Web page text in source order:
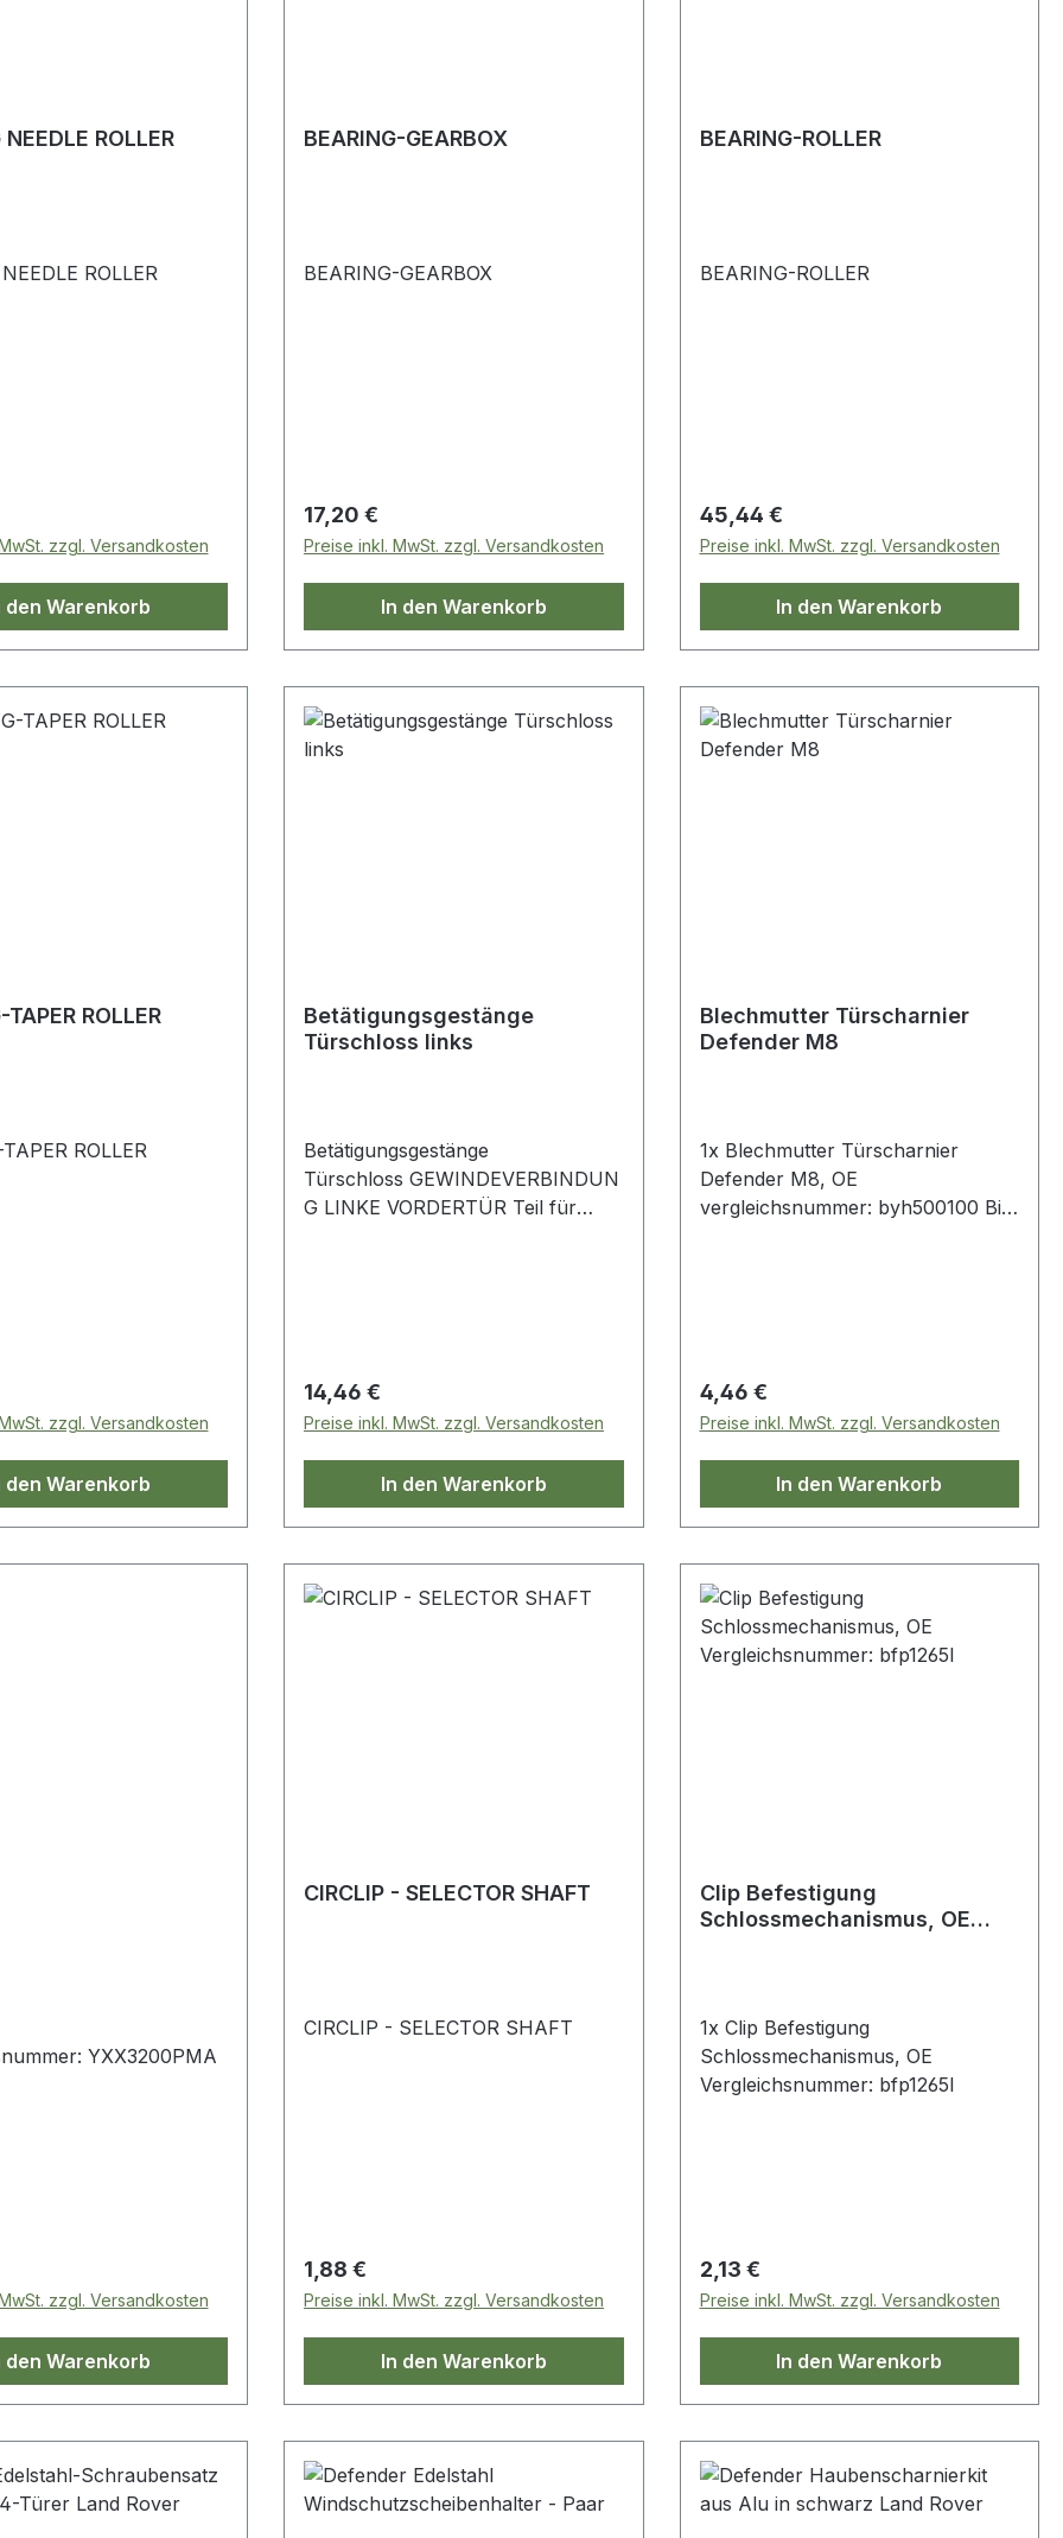
NEEDLE ROLLER
ROLLER
zzgl. Versandkosten
den Warenkorb
BEARING-GEARBOX
BEARING-GEARBOX
Regulärer Preis:
17,20 €
Preise inkl. MwSt. zzgl. Versandkosten
In den Warenkorb
BEARING-ROLLER
BEARING-ROLLER
Regulärer Preis:
45,44 €
Preise inkl. MwSt. zzgl. Versandkosten
In den Warenkorb
TAPER ROLLER
ROLLER
zzgl. Versandkosten
den Warenkorb
Betätigungsgestänge
Türschloss links
Betätigungsgestänge
Türschloss GEWINDEVERBINDUN
G LINKE VORDERTÜR Teil für
Regulärer Preis:
14,46 €
Preise inkl. MwSt. zzgl. Versandkosten
In den Warenkorb
Blechmutter Türscharnier
Defender M8
1x Blechmutter Türscharnier
Defender M8, OE
vergleichsnummer: byh500100 Bild
Regulärer Preis:
4,46 €
Preise inkl. MwSt. zzgl. Versandkosten
In den Warenkorb
YXX3200PMA
zzgl. Versandkosten
den Warenkorb
CIRCLIP - SELECTOR SHAFT
CIRCLIP - SELECTOR SHAFT
Regulärer Preis:
1,88 €
Preise inkl. MwSt. zzgl. Versandkosten
In den Warenkorb
Clip Befestigung
Schlossmechanismus, OE
1x Clip Befestigung
Schlossmechanismus, OE
Vergleichsnummer: bfp1265l
Regulärer Preis:
2,13 €
Preise inkl. MwSt. zzgl. Versandkosten
In den Warenkorb